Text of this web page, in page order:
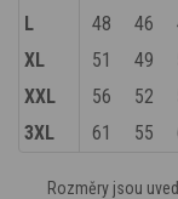
L
48 46
XL
51 49
XXL
56 52
3XL
61 55
Rozměry jsou